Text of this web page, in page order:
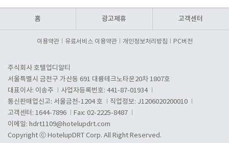
홈 광고제휴 고객센터
이용약관 유료서비스 이용약관 개인정보처리방침 PC버전
주식회사 호텔업디알티
서울특별시 금천구 가산동 691 대륭테크노타운20차 1807호
대표이사: 이송주
사업자등록번호: 441-87-01934
통신판매업신고: 서울금천-1204 호
직업정보: J1206020200010
고객센터: 1644-7896
Fax: 02-2225-8487
이메일: hdrt1109@hotelupdrt.com
Copyright ⓒ HotelupDRT Corp. All Right Reserved.